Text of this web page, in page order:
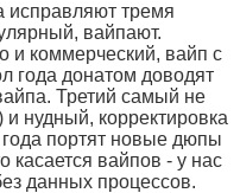
исправляют тремя
вайпают.
и коммерческий, вайп с
года донатом доводят
Третий самый не
нудный, корректировка
портят новые дюпы
касается вайпов - у нас
данных процессов.